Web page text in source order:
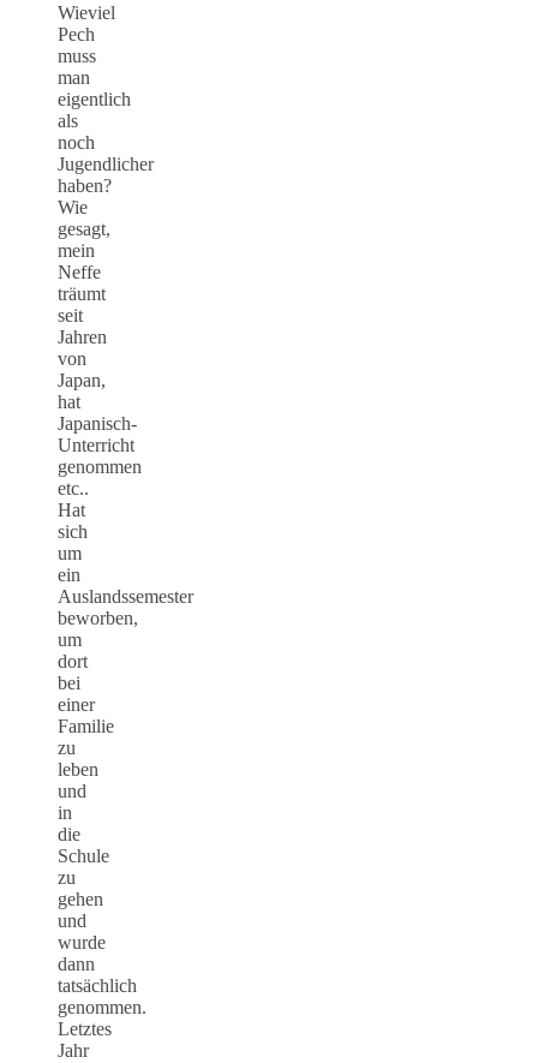
Wieviel
Pech
muss
man
eigentlich
als
noch
Jugendlicher
haben?
Wie
gesagt,
mein
Neffe
träumt
seit
Jahren
von
Japan,
hat
Japanisch-
Unterricht
genommen
etc..
Hat
sich
um
ein
Auslandssemester
beworben,
um
dort
bei
einer
Familie
zu
leben
und
in
die
Schule
zu
gehen
und
wurde
dann
tatsächlich
genommen.
Letztes
Jahr